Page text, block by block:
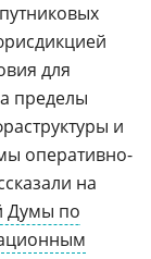
для
пределы
и
оперативно-
на
Думы по